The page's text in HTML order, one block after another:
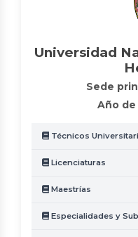
Universidad
Sede
Año
Técnicos
Licenciaturas
Maestrías
Especialidades y